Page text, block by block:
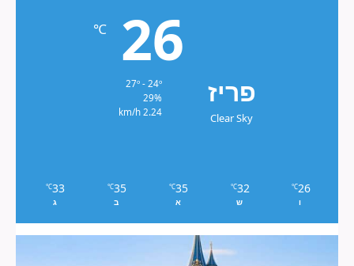
פריז
Clear Sky
26
℃
27º - 24º
29%
2.24 km/h
26
℃
ו
32
℃
ש
35
℃
א
35
℃
ב
33
℃
ג